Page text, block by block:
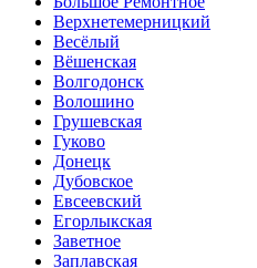
Верхнетемерницкий
Весёлый
Вёшенская
Волгодонск
Волошино
Грушевская
Гуково
Донецк
Дубовское
Евсеевский
Егорлыкская
Заветное
Заплавская